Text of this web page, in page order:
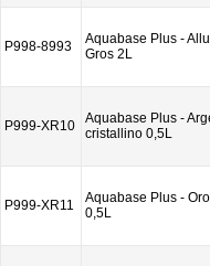
P998-8993
Aquabase Plus -
Gros 2L
P999-XR10
Aquabase Plus -
cristallino 0,5L
P999-XR11
Aquabase Plus -
0,5L